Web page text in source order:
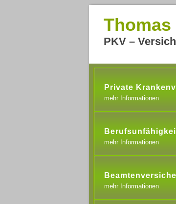
PKV –
Private
mehr Informationen
mehr Informationen
mehr Informationen